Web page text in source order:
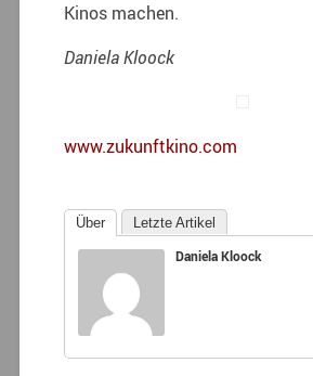
Kinos machen.
Daniela Kloock
www.zukunftkino.com
Über Letzte Artikel
Daniela Kloock